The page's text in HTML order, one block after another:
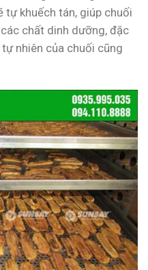
tự khuếch tán, giúp chuối
chất dinh dưỡng, đặc
nhiên của chuối cũng